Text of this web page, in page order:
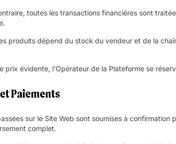
toutes les transactions financières sont
produits dépend du stock du vendeur et de la
prix évidente, l'Opérateur de la Plateforme se
Paiements
sur le Site Web sont soumises à
complet.